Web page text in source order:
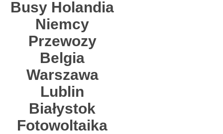
Busy Holandia
Niemcy
Przewozy
Belgia
Warszawa
Lublin
Białystok
Fotowoltaika